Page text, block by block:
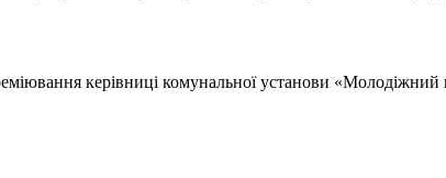
керівниці комунальної установи «Молодіжний